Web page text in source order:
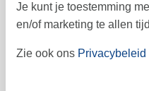
Vertrek
Duur
Tot 8 personen
Je kunt je toestemming
en/of marketing te allen
Zie ook ons Privacybeleid